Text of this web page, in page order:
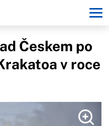
Českem po
v roce